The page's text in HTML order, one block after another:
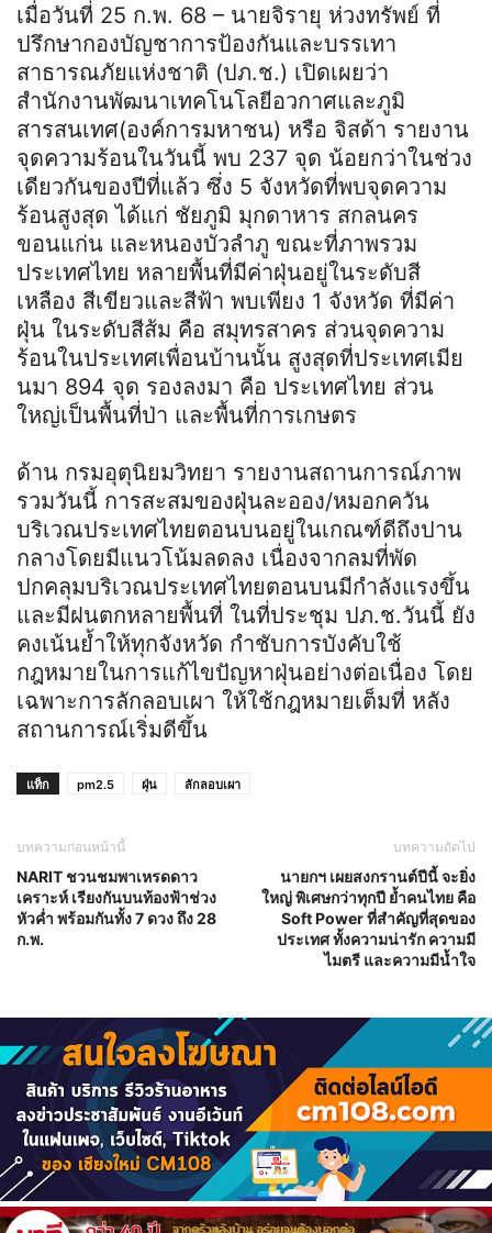
เมื่อวันที่ 25 ก.พ. 68 – นายจิรายุ ห่วงทรัพย์ ที่
ปรึกษากองบัญชาการป้องกันและบรรเทา
สาธารณภัยแห่งชาติ (ปภ.ช.) เปิดเผยว่า
สำนักงานพัฒนาเทคโนโลยีอวกาศและภูมิ
สารสนเทศ(องค์การมหาชน) หรือ จิสด้า รายงาน
จุดความร้อนในวันนี้ พบ 237 จุด น้อยกว่าในช่วง
เดียวกันของปีที่แล้ว ซึ่ง 5 จังหวัดที่พบจุดความ
ร้อนสูงสุด ได้แก่ ชัยภูมิ มุกดาหาร สกลนคร
ขอนแก่น และหนองบัวลำภู ขณะที่ภาพรวม
ประเทศไทย หลายพื้นที่มีค่าฝุ่นอยู่ในระดับสี
เหลือง สีเขียวและสีฟ้า พบเพียง 1 จังหวัด ที่มีค่า
ฝุ่น ในระดับสีส้ม คือ สมุทรสาคร ส่วนจุดความ
ร้อนในประเทศเพื่อนบ้านนั้น สูงสุดที่ประเทศเมีย
นมา 894 จุด รองลงมา คือ ประเทศไทย ส่วน
ใหญ่เป็นพื้นที่ป่า และพื้นที่การเกษตร
ด้าน กรมอุตุนิยมวิทยา รายงานสถานการณ์ภาพ
รวมวันนี้ การสะสมของฝุ่นละออง/หมอกควัน
บริเวณประเทศไทยตอนบนอยู่ในเกณฑ์ดีถึงปาน
กลางโดยมีแนวโน้มลดลง เนื่องจากลมที่พัด
ปกคลุมบริเวณประเทศไทยตอนบนมีกำลังแรงขึ้น
และมีฝนตกหลายพื้นที่ ในที่ประชุม ปภ.ช.วันนี้ ยัง
คงเน้นย้ำให้ทุกจังหวัด กำชับการบังคับใช้
กฎหมายในการแก้ไขปัญหาฝุ่นอย่างต่อเนื่อง โดย
เฉพาะการลักลอบเผา ให้ใช้กฎหมายเต็มที่ หลัง
สถานการณ์เริ่มดีขึ้น
แท็ก pm2.5 ฝุ่น ลักลอบเผา
บทความก่อนหน้านี้
NARIT ชวนชมพาเหรดดาว
เคราะห์ เรียงกันบนท้องฟ้าช่วง
หัวค่ำ พร้อมกันทั้ง 7 ดวง ถึง 28
ก.พ.
บทความถัดไป
นายกฯ เผยสงกรานต์ปีนี้ จะยิ่ง
ใหญ่ พิเศษกว่าทุกปี ย้ำคนไทย คือ
Soft Power ที่สำคัญที่สุดของ
ประเทศ ทั้งความน่ารัก ความมี
ไมตรี และความมีน้ำใจ